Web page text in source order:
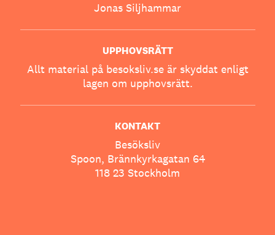
Jonas Siljhammar
UPPHOVSRÄTT
Allt material på besoksliv.se är skyddat enligt
lagen om upphovsrätt.
KONTAKT
Besöksliv
Spoon, Brännkyrkagatan 64
118 23 Stockholm